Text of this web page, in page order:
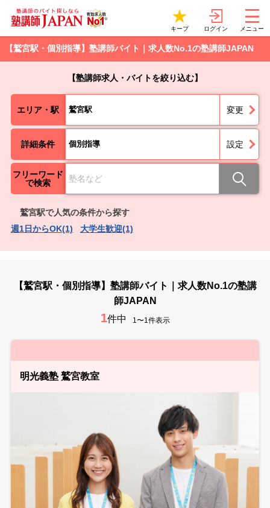
キープ ログイン メニュー
【鷲宮駅・個別指導】塾講師バイト｜求人数No.1の塾講師JAPAN
【塾講師求人・バイトを絞り込む】
エリア・駅 鷲宮駅 変更
詳細条件 個別指導 設定
フリーワード
で検索
鷲宮駅で人気の条件から探す
週1日からOK(1)
大学生歓迎(1)
【鷲宮駅・個別指導】塾講師バイト｜求人数No.1の塾講
師JAPAN
1件中 1〜1件表示
明光義塾 鷲宮教室